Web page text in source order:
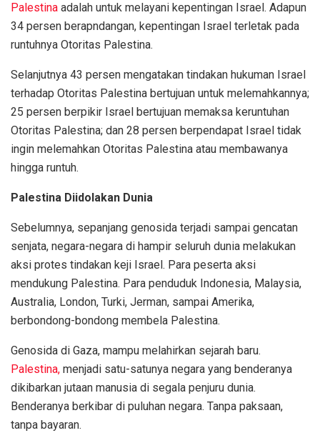
Palestina adalah untuk melayani kepentingan Israel. Adapun
34 persen berapndangan, kepentingan Israel terletak pada
runtuhnya Otoritas Palestina.
Selanjutnya 43 persen mengatakan tindakan hukuman Israel
terhadap Otoritas Palestina bertujuan untuk melemahkannya;
25 persen berpikir Israel bertujuan memaksa keruntuhan
Otoritas Palestina; dan 28 persen berpendapat Israel tidak
ingin melemahkan Otoritas Palestina atau membawanya
hingga runtuh.
Palestina Diidolakan Dunia
Sebelumnya, sepanjang genosida terjadi sampai gencatan
senjata, negara-negara di hampir seluruh dunia melakukan
aksi protes tindakan keji Israel. Para peserta aksi
mendukung Palestina. Para penduduk Indonesia, Malaysia,
Australia, London, Turki, Jerman, sampai Amerika,
berbondong-bondong membela Palestina.
Genosida di Gaza, mampu melahirkan sejarah baru.
Palestina, menjadi satu-satunya negara yang benderanya
dikibarkan jutaan manusia di segala penjuru dunia.
Benderanya berkibar di puluhan negara. Tanpa paksaan,
tanpa bayaran.